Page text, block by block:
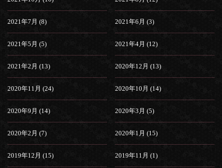
2021年7月 (8) 2021年6月 (3)
2021年5月 (5) 2021年4月 (12)
2021年2月 (13) 2020年12月 (13)
2020年11月 (24) 2020年10月 (14)
2020年9月 (14) 2020年3月 (5)
2020年2月 (7) 2020年1月 (15)
2019年12月 (15) 2019年11月 (1)